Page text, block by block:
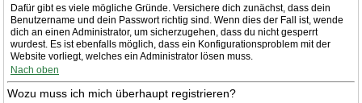
Dafür gibt es viele mögliche Gründe. Versichere dich zunächst, dass dein
Benutzername und dein Passwort richtig sind. Wenn dies der Fall ist, wende
dich an einen Administrator, um sicherzugehen, dass du nicht gesperrt
wurdest. Es ist ebenfalls möglich, dass ein Konfigurationsproblem mit der
Website vorliegt, welches ein Administrator lösen muss.
Nach oben
Wozu muss ich mich überhaupt registrieren?